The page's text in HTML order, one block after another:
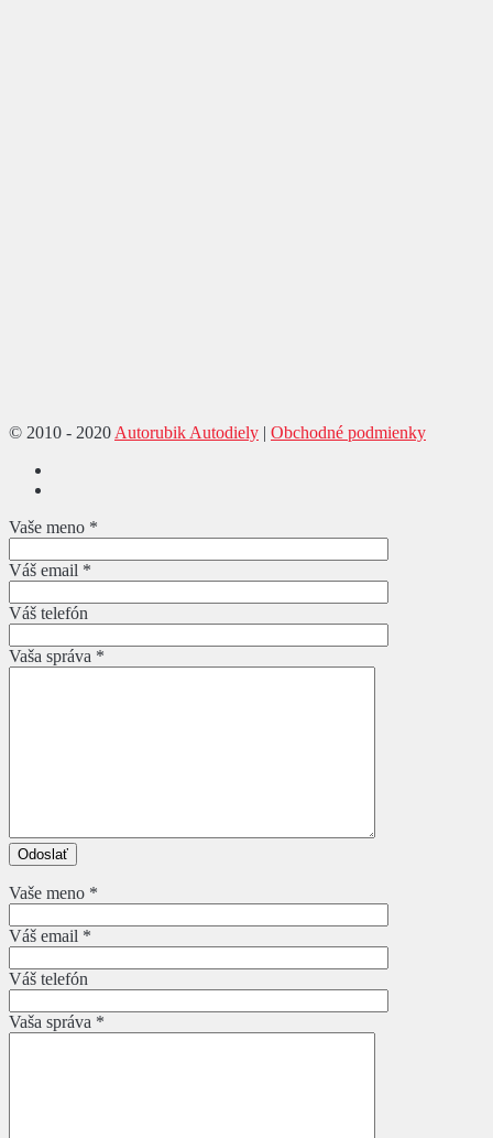
© 2010 - 2020 Autorubik Autodiely | Obchodné podmienky
Vaše meno *
Váš email *
Váš telefón
Vaša správa *
Vaše meno *
Váš email *
Váš telefón
Vaša správa *